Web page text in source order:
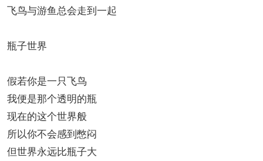
飞鸟与游鱼总会走到一起
瓶子世界
假若你是一只飞鸟
我便是那个透明的瓶
现在的这个世界般
所以你不会感到憋闷
但世界永远比瓶子大